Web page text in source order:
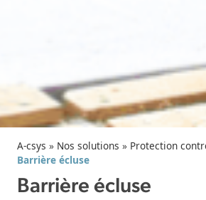
A-csys » Nos solutions » Protection
Barrière écluse
Barrière écluse